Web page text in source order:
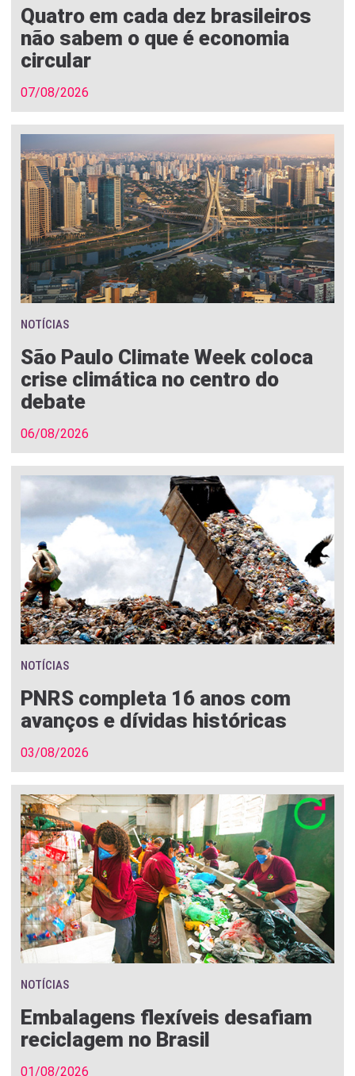
Quatro em cada dez brasileiros
não sabem o que é economia
circular
07/08/2026
NOTÍCIAS
São Paulo Climate Week coloca
crise climática no centro do
debate
06/08/2026
NOTÍCIAS
PNRS completa 16 anos com
avanços e dívidas históricas
03/08/2026
NOTÍCIAS
Embalagens flexíveis desafiam
reciclagem no Brasil
01/08/2026